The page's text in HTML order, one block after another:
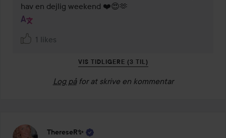
hav en dejlig weekend ❤️😍🫶
1 likes
VIS TIDLIGERE (3 TIL)
Log på for at skrive en kommentar
ThereseR✨